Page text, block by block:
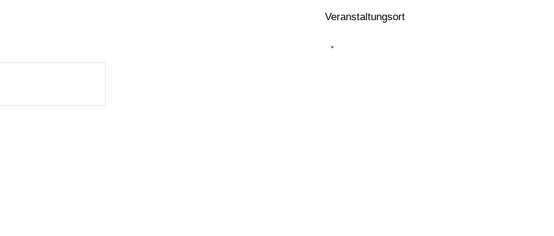
Veranstaltungsort